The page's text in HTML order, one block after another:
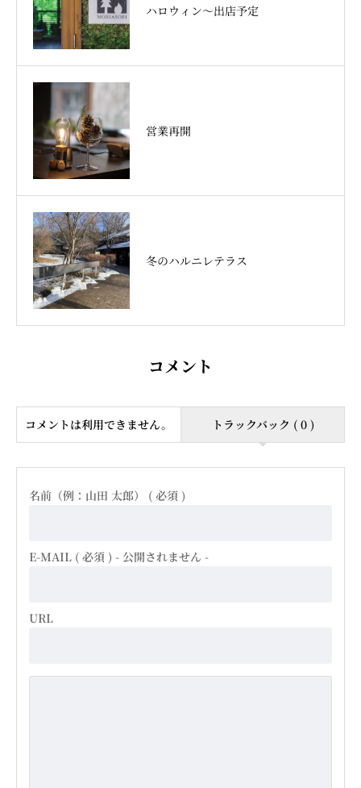
ハロウィン～出店予定
営業再開
冬のハルニレテラス
コメント
コメントは利用できません。 トラックバック ( 0 )
名前（例：山田 太郎） ( 必須 )
E-MAIL ( 必須 ) - 公開されません -
URL